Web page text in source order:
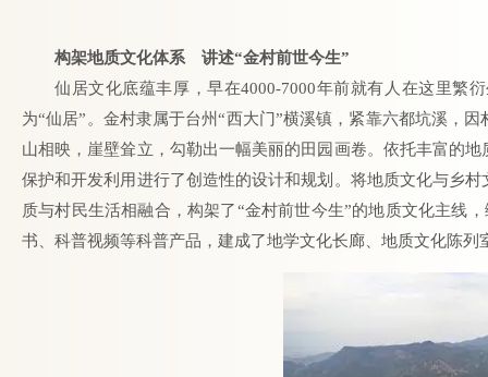
构架地质文化体系 讲述“金村前世今生”
仙居文化底蕴丰厚，早在4000-7000年前就有人在这里繁
为“仙居”。金村隶属于台州“西大门”横溪镇，紧靠六都坑溪，
山相映，崖壁耸立，勾勒出一幅美丽的田园画卷。依托丰富的
保护和开发利用进行了创造性的设计和规划。将地质文化与乡
质与村民生活相融合，构架了“金村前世今生”的地质文化主线
书、科普视频等科普产品，建成了地学文化长廊、地质文化陈